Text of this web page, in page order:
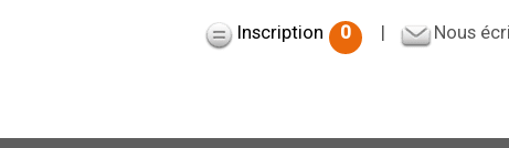
Inscription 0 | Nous